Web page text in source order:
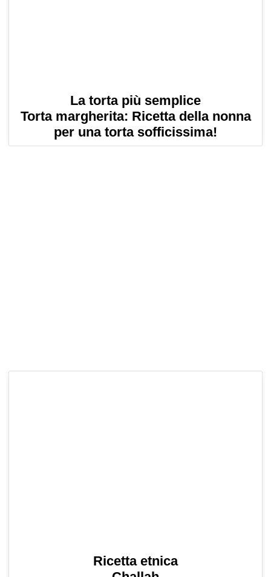
La torta più semplice
Torta margherita: Ricetta della nonna
per una torta sofficissima!
Ricetta etnica